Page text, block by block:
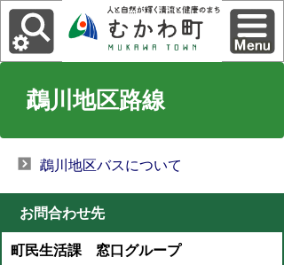
鵡川地区路線
鵡川地区バスについて
お問合わせ先
町民生活課 窓口グループ